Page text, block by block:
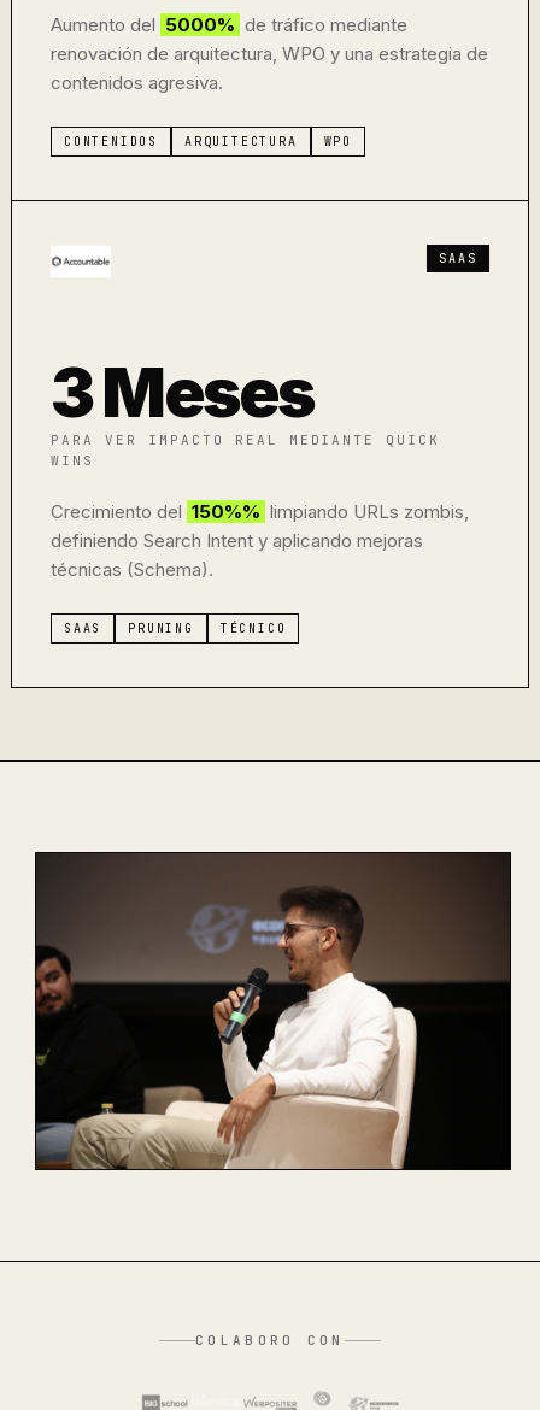
Aumento del 5000% de tráfico mediante
renovación de arquitectura, WPO y una estrategia de
contenidos agresiva.
CONTENIDOS ARQUITECTURA WPO
SAAS
3 Meses
PARA VER IMPACTO REAL MEDIANTE QUICK
WINS
Crecimiento del 150%% limpiando URLs zombis,
definiendo Search Intent y aplicando mejoras
técnicas (Schema).
SAAS PRUNING TÉCNICO
COLABORO CON